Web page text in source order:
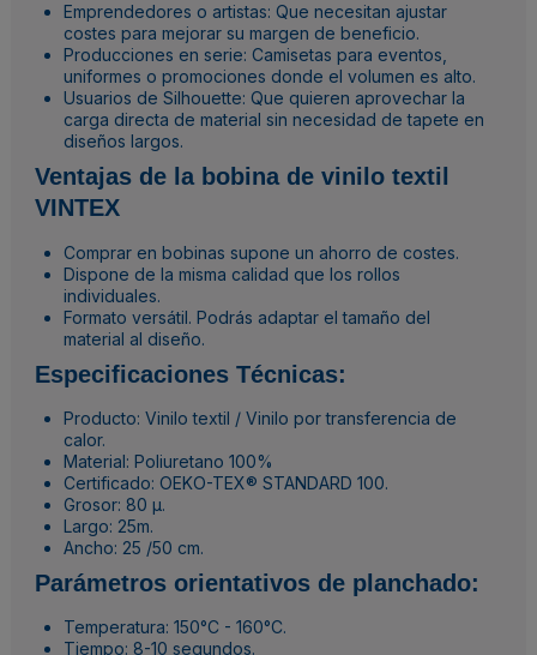
Emprendedores o artistas: Que necesitan ajustar
costes para mejorar su margen de beneficio.
Producciones en serie: Camisetas para eventos,
uniformes o promociones donde el volumen es alto.
Usuarios de Silhouette: Que quieren aprovechar la
carga directa de material sin necesidad de tapete en
diseños largos.
Ventajas de la bobina de vinilo textil
VINTEX
Comprar en bobinas supone un ahorro de costes.
Dispone de la misma calidad que los rollos
individuales.
Formato versátil. Podrás adaptar el tamaño del
material al diseño.
Especificaciones Técnicas:
Producto: Vinilo textil / Vinilo por transferencia de
calor.
Material: Poliuretano 100%
Certificado: OEKO-TEX® STANDARD 100.
Grosor: 80 µ.
Largo: 25m.
Ancho: 25 /50 cm.
Parámetros orientativos de planchado:
Temperatura: 150°C - 160°C.
Tiempo: 8-10 segundos.